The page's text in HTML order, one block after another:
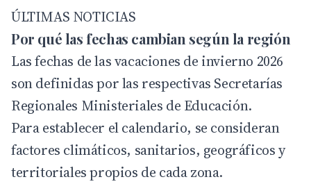
ÚLTIMAS NOTICIAS
Por qué las fechas cambian según la región
Las fechas de las vacaciones de invierno 2026
son definidas por las respectivas Secretarías
Regionales Ministeriales de Educación.
Para establecer el calendario, se consideran
factores climáticos, sanitarios, geográficos y
territoriales propios de cada zona.